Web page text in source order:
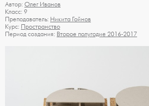
Автор: Олег Иванов
Класс: 9
Преподаватель: Никита Гойнов
Курс: Пространство
Период создания: Второе полугодие 2016-2017